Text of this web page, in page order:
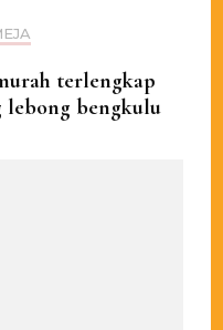
terlengkap
lebong bengkulu